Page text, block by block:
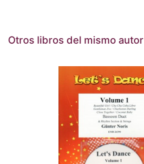
Otros libros del mismo autor